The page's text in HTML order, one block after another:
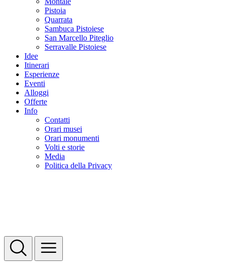
Pistoia
Quarrata
Sambuca Pistoiese
San Marcello Piteglio
Serravalle Pistoiese
Idee
Itinerari
Esperienze
Eventi
Alloggi
Offerte
Info
Contatti
Orari musei
Orari monumenti
Volti e storie
Media
Politica della Privacy